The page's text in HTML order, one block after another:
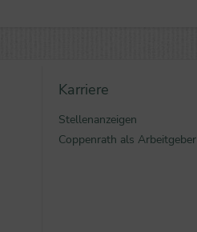
Karriere
Stellenanzeigen
Coppenrath als Arbeitgeber